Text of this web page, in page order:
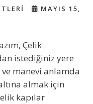
MAYIS 15,
Çelik
istediğiniz yere
manevi anlamda
almak için
kapılar